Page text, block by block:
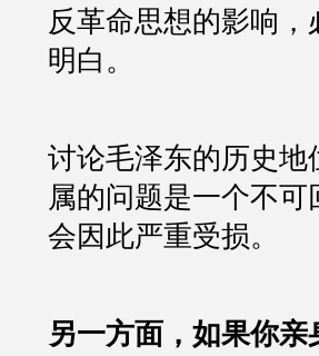
反革命思想的影响
明白。
讨论毛泽东的历史
属的问题是一个不
会因此严重受损。
另一方面，如果你